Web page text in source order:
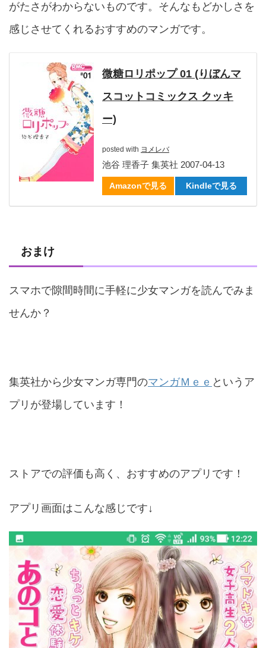
がたさがわからないものです。そんなもどかしさを
感じさせてくれるおすすめのマンガです。
微糖ロリポップ 01 (りぼんマ
スコットコミックス クッキ
ー)
posted with ヨメレバ
池谷 理香子 集英社 2007-04-13
Amazonで見る Kindleで見る
おまけ
スマホで隙間時間に手軽に少女マンガを読んでみま
せんか？
集英社から少女マンガ専門のマンガＭｅｅ というア
プリが登場しています！
ストアでの評価も高く、おすすめのアプリです！
アプリ画面はこんな感じです↓